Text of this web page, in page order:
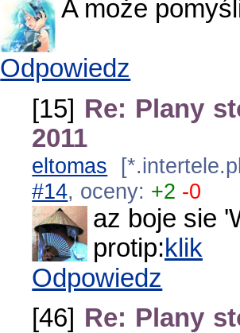
A może
Odpowiedz
[15] Re: Plany
2011
eltomas
#14, oceny: +2 -0
az boje sie
protip:klik
Odpowiedz
[46] Re: Plany